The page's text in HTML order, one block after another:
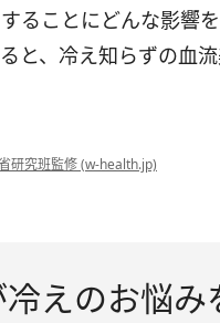
ることにどんな影響
と、冷え知らずの血
研究班監修 (w-health.jp)
えのお悩み